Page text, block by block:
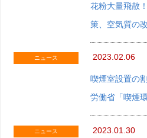
花粉大量飛散
策、空気質の
ニュース 2023.02.06
喫煙室設置の
労働省「喫煙
ニュース 2023.01.30